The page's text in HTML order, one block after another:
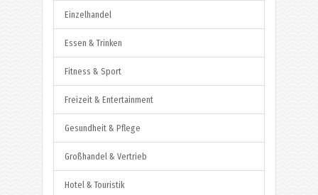
Einzelhandel
Essen & Trinken
Fitness & Sport
Freizeit & Entertainment
Gesundheit & Pflege
Großhandel & Vertrieb
Hotel & Touristik